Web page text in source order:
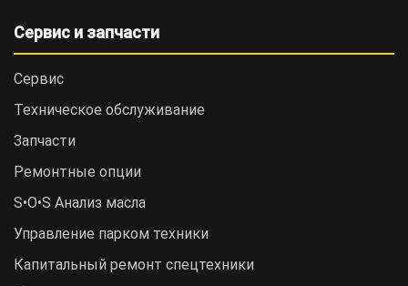
Сервис и запчасти
Сервис
Техническое обслуживание
Запчасти
Ремонтные опции
S•O•S Анализ масла
Управление парком техники
Капитальный ремонт спецтехники